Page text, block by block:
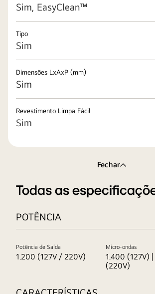
Sim, EasyClean™
Tipo
Sim
Dimensões LxAxP (mm)
Sim
Revestimento Limpa Fácil
Sim
Fechar
Todas as
POTÊNCIA
Potência de Saída
1.200 (127V / 220V)
Micro-ondas
1.400 (127V) |
(220V)